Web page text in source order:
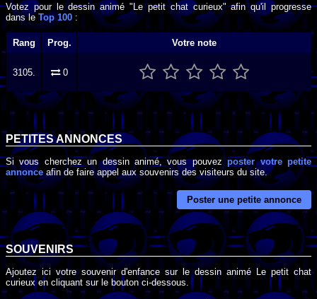
Votez pour le dessin animé "Le petit chat curieux" afin qu'il progresse
dans le Top 100 :
Rang Prog. Votre note
3105. 0
PETITES ANNONCES
Si vous cherchez un dessin animé, vous pouvezposter votre petite
annonceafin de faire appel aux souvenirs des visiteurs du site.
Poster une petite annonce
SOUVENIRS
Ajoutez ici votre souvenir d'enfance sur le dessin animé Le petit chat
curieux en cliquant sur le bouton ci-dessous.